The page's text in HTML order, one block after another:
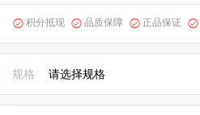
 积分抵现  品质保障  正品保证 
规格 请选择规格